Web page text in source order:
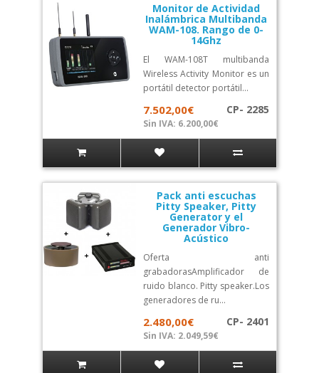
Monitor de Actividad
Inalámbrica Multibanda
WAM-108. Rango de 0-
14Ghz
El WAM-108T multibanda
Wireless Activity Monitor es un
portátil detector portátil...
7.502,00€ CP- 2285
Sin IVA: 6.200,00€
Pack anti escuchas
Pitty Speaker, Pitty
Generator y el
Generador Vibro-
Acústico
Oferta anti
grabadorasAmplificador de
ruido blanco. Pitty speaker.Los
generadores de ru...
2.480,00€ CP- 2401
Sin IVA: 2.049,59€